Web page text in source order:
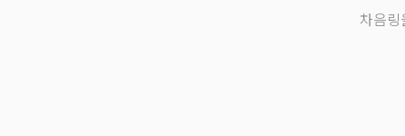
차음링